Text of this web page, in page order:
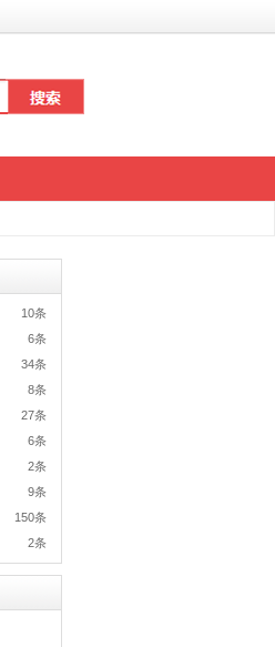
10条
6条
34条
8条
27条
6条
2条
9条
150条
2条